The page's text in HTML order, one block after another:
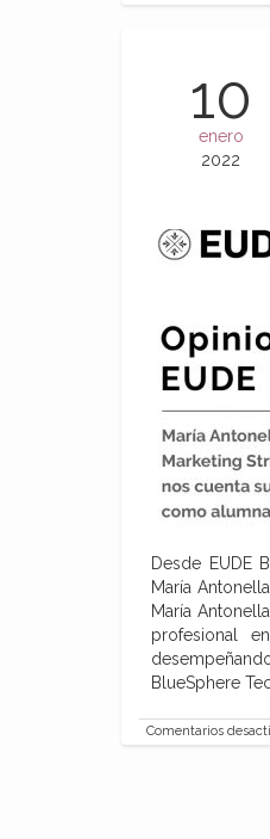
10
enero
2022
Desde EUDE
María
María
profesional
BlueSphere
Comentarios